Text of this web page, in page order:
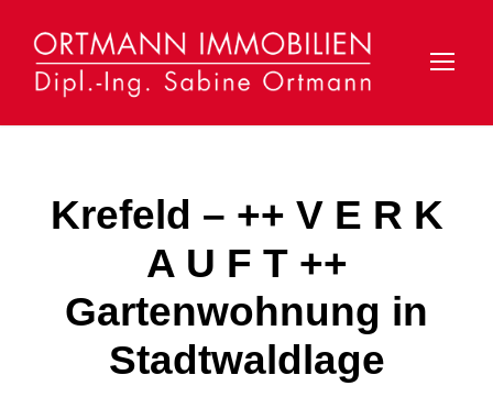
Krefeld – ++ V E R K
A U F T ++
Gartenwohnung in
Stadtwaldlage